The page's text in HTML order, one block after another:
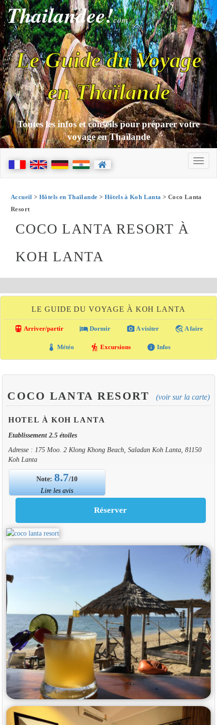
Thailandee!com
Le Guide du Voyage
en Thaïlande
Toutes les infos et conseils pour préparer votre
voyage en Thaïlande
Accueil > Hôtels en Thaïlande > Hôtels à Koh Lanta > Coco Lanta
Resort
COCO LANTA RESORT À
KOH LANTA
LE GUIDE DU VOYAGE À KOH LANTA
directions_transit Arriver/partir local_hotel Dormir photo_camera A visiter travel_explore A faire
thermostat Météo hiking Excursions info Infos
COCO LANTA RESORT (voir sur la carte)
HOTEL À KOH LANTA
Etablissement 2.5 étoiles
Adresse : 175 Moo. 2 Klong Khong Beach, Saladan Koh Lanta, 81150
Koh Lanta
Note:8.7/10
Lire les avis